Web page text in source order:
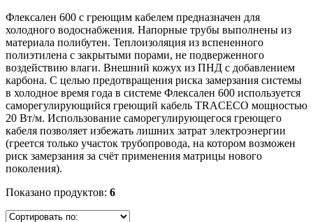
Флексален 600 с греющим кабелем предназначен для
холодного водоснабжения. Напорные трубы выполнены из
материала полибутен. Теплоизоляция из вспененного
полиэтилена с закрытыми порами, не подверженного
воздействию влаги. Внешний кожух из ПНД с добавлением
карбона. С целью предотвращения риска замерзания системы
в холодное время года в системе Флексален 600 используется
саморегулирующийся греющий кабель TRACECO мощностью
20 Вт/м. Использование саморегулирующегося греющего
кабеля позволяет избежать лишних затрат электроэнергии
(греется только участок трубопровода, на котором возможен
риск замерзания за счёт применения матрицы нового
поколения).
Показано продуктов: 6